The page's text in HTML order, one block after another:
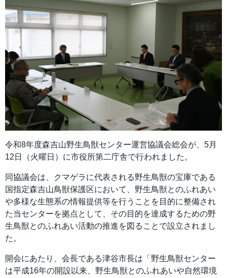
令和8年度森吉山野生鳥獣センター運営協議会総会が、5月
12日（火曜日）に市役所第二庁舎で行われました。
同協議会は、クマゲラに代表される野生鳥獣の宝庫である
国指定森吉山鳥獣保護区において、野生鳥獣とのふれあい
や多様な生態系の情報提供等を行うことを目的に整備され
た当センターを拠点として、その目的を達成するための野
生鳥獣とのふれあい活動の推進を図ることで設立されまし
た。
開会にあたり、会長である津谷市長は「野生鳥獣センター
は平成16年の開設以来、野生鳥獣とのふれあいや自然環境